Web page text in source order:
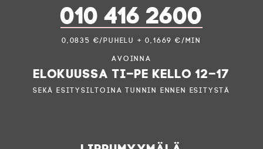
010 416 2600
0,0835 €/puhelu + 0,1669 €/min
Avoinna
elokuussa ti–pe kello 12–17
sekä esitysiltoina tunnin ennen esitystä